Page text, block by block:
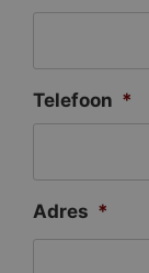
Telefoon *
Adres *